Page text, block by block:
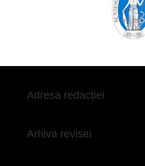
Adresa redacției
Arhiva revisei